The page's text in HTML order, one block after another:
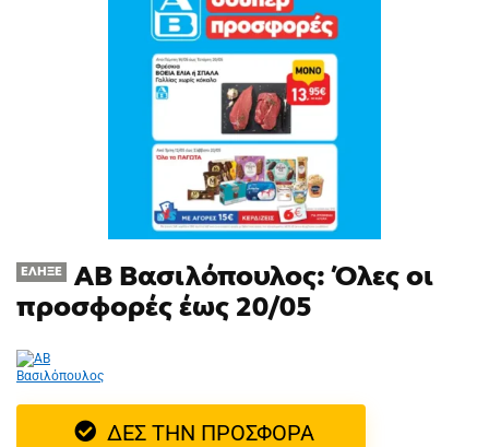
ΈΛΗΞΕ
ΑΒ Βασιλόπουλος: Όλες οι
προσφορές έως 20/05
ΔΕΣ ΤΗΝ ΠΡΟΣΦΟΡΑ